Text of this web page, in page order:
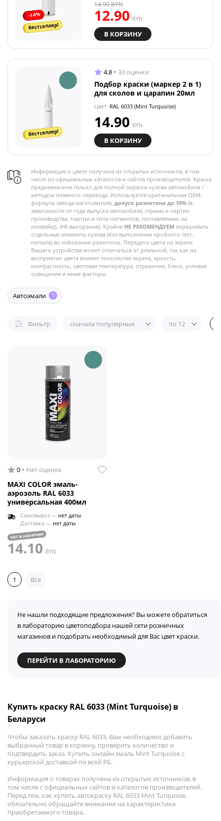
-14%
бестселлер!
12.90 BYN
14.90BYN
В КОРЗИНУ
бестселлер!
4.8 33 оценки
Подбор краски (маркер 2 в 1)
для сколов и царапин 20мл
Цвет: RAL 6033 (Mint Turquoise)
14.90 BYN
В КОРЗИНУ
Информация о цвете получена из открытых источников, в том
числе из официальных каталогов и сайтов производителей. Краска
предназначена только для полной окраски кузова автомобиля /
методом плавного перехода. Используется оригинальная OEM-
формула завода-изготовителя, допуск разнотона до 10% (в
зависимости от года выпуска автомобиля, страны и партии
производства, партии и типа пигментов, поставляемых на
конвейер, УФ-выгорания). Крайне НЕ РЕКОМЕНДУЕМ окрашивать
отдельные элементы кузова (без выполнения пробного тест-
напыла) во избежание разнотона. Передача цвета на экране
Вашего устройства может отличаться от реальной, так как на
восприятие цвета влияют технология экрана, яркость,
контрастность, цветовая температура, отражения, блеск, условия
освещения и иные факторы.
Автоэмали 1
Фильтр сначала популярные по 12
0 Нет оценок
MAXI COLOR эмаль-
аэрозоль RAL 6033
универсальная 400мл
Самовывоз — нет даты
Доставка — нет даты
нет в наличии
14.10 BYN
1 Все
Не нашли подходящие предложения? Вы можете обратиться
в лабораторию цветоподбора нашей сети розничных
магазинов и подобрать необходимый для Вас цвет краски.
ПЕРЕЙТИ В ЛАБОРАТОРИЮ
Купить краску RAL 6033 (Mint Turquoise) в
Беларуси
Чтобы заказать краску RAL 6033, Вам необходимо добавить
выбранный товар в корзину, проверить количество и
подтвердить заказ. Купить онлайн эмаль Mint Turquoise с
курьерской доставкой по всей РБ.
Информация о товарах получена из открытых источников, в
том числе с официальных сайтов и каталогов производителей.
Перед тем, как купить автокраску RAL 6033 Mint Turquoise,
обязательно обращайте внимание на характеристики
приобретаемого товара.